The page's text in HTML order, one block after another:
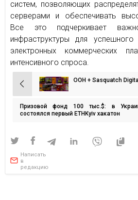
систем, позволяющих
серверами и обеспечивать
Все это подчеркивает
инфраструктуры для успешного
электронных коммерческих
интенсивного спроса.
Навигация
по
записям
ООН + Sasquatch
Призовой фонд 100 тыс.$: в
состоялся первый ETHKyiv хакатон
Написать
в
редакцию